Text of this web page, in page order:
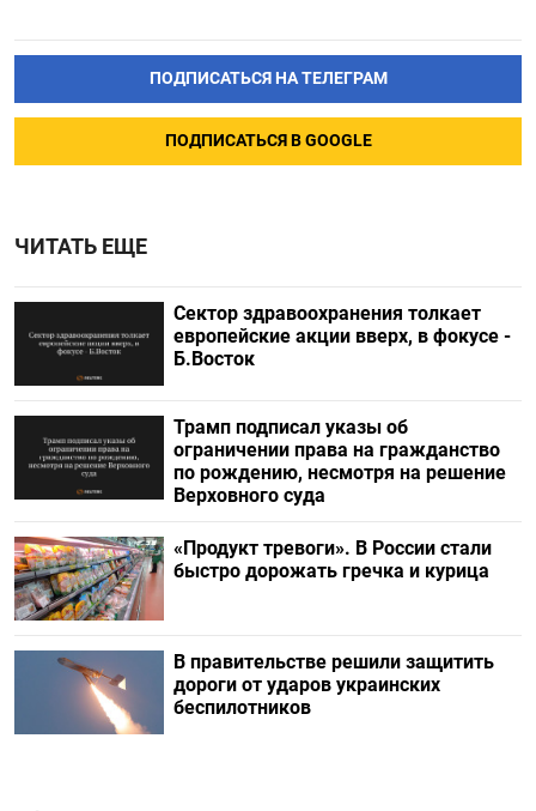
ПОДПИСАТЬСЯ НА ТЕЛЕГРАМ
ПОДПИСАТЬСЯ В GOOGLE
ЧИТАТЬ ЕЩЕ
Сектор здравоохранения толкает
европейские акции вверх, в фокусе -
Б.Восток
Трамп подписал указы об
ограничении права на гражданство
по рождению, несмотря на решение
Верховного суда
«Продукт тревоги». В России стали
быстро дорожать гречка и курица
В правительстве решили защитить
дороги от ударов украинских
беспилотников